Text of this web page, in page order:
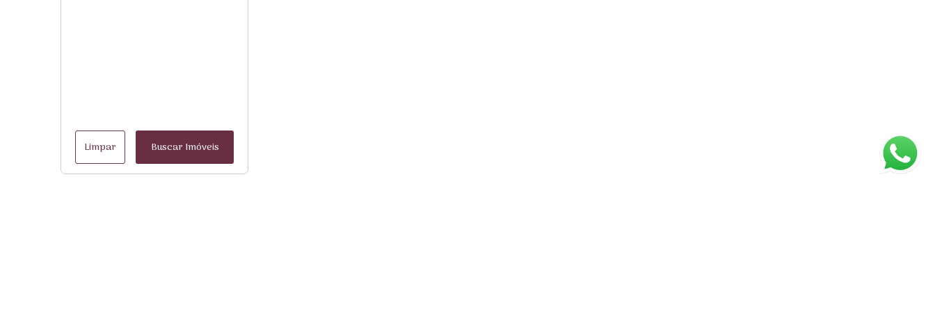
Limpar Buscar Imóveis